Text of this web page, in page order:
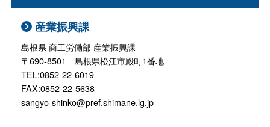
産業振興課
島根県 商工労働部 産業振興課
〒690-8501 島根県松江市殿町1番地
TEL:0852-22-6019
FAX:0852-22-5638
sangyo-shinko@pref.shimane.lg.jp